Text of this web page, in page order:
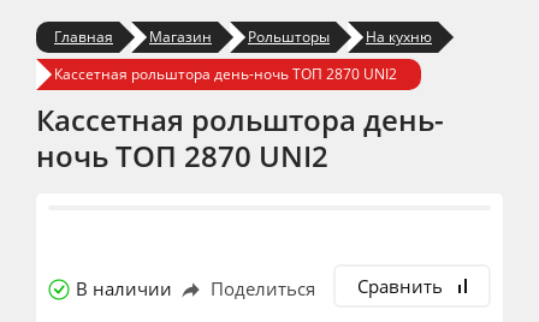
Главная Магазин Рольшторы
На кухню
Кассетная рольштора день-ночь ТОП 2870 UNI2
Кассетная рольштора день-
ночь ТОП 2870 UNI2
В наличии Поделиться Сравнить